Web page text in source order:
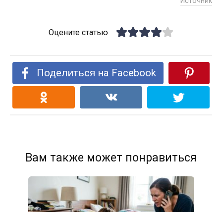
Оцените статью
Поделиться на Facebook
Вам также может понравиться